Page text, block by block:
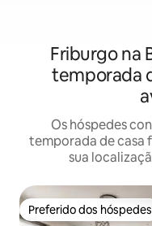
Friburgo na
temporada
Os hóspedes
temporada de casa
sua
Preferido dos hóspedes
Preferido dos hóspedes